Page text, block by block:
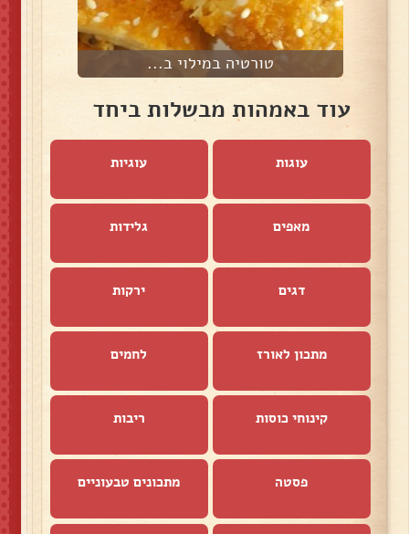
טורטיה במילוי ב...
עוד באמהות מבשלות ביחד
עוגות עוגיות
מאפים גלידות
דגים ירקות
מתכון לאורז לחמים
קינוחי כוסות ריבות
פסטה מתכונים טבעוניים